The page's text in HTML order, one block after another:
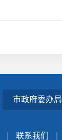
市政府委办局
联系我们